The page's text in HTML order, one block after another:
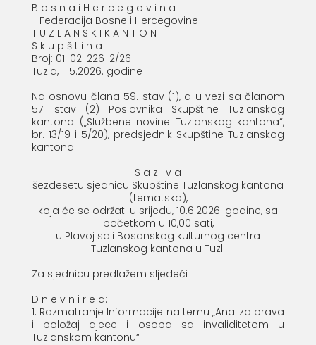
B o s n a i H e r c e g o v i n a
- Federacija Bosne i Hercegovine -
T U Z L A N S K I K A N T O N
S k u p š t i n a
Broj: 01-02-226-2/26
Tuzla, 11.5.2026. godine
Na osnovu člana 59. stav (1), a u vezi sa članom
57. stav (2) Poslovnika Skupštine Tuzlanskog
kantona („Službene novine Tuzlanskog kantona“,
br. 13/19 i 5/20), predsjednik Skupštine Tuzlanskog
kantona
S a z i v a
šezdesetu sjednicu Skupštine Tuzlanskog kantona
(tematska),
koja će se održati u srijedu, 10.6.2026. godine, sa
početkom u 10,00 sati,
u Plavoj sali Bosanskog kulturnog centra
Tuzlanskog kantona u Tuzli
Za sjednicu predlažem sljedeći
D n e v n i r e d:
1. Razmatranje Informacije na temu „Analiza prava
i položaj djece i osoba sa invaliditetom u
Tuzlanskom kantonu“